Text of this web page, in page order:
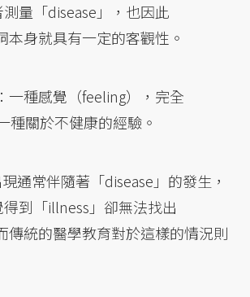
量「disease」，也因此
本身就具有一定的客觀性。
一種感覺（feeling），完全
種關於不健康的經驗。
現通常伴隨著「disease」的發生，
到「illness」卻無法找出
傳統的醫學教育對於這樣的情況則